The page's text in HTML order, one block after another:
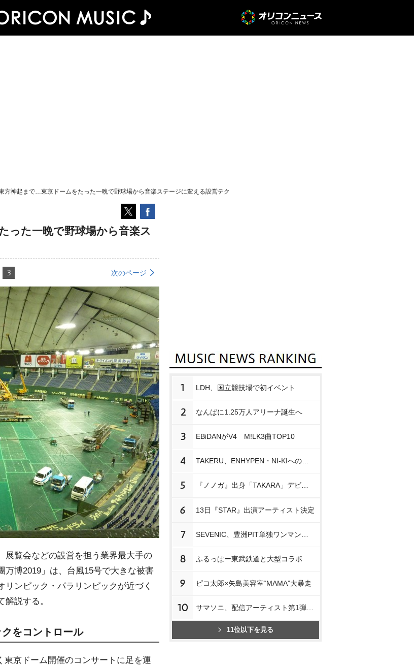
方神起まで…東京ドームをたった一晩で野球場から音楽ステージに変える設営テク
った一晩で野球場から音楽ス
3 次のページ
展覧会などの設営を担う業界最大手の
博2019」は、台風15号で大きな被害
ンピック・パラリンピックが近づく
説する。
をコントロール
京ドーム開催のコンサートに足を運
1 LDH、国立競技場で初イベント
2 なんばに1.25万人アリーナ誕生へ
3 EBiDANがV4 M!LK3曲TOP10
4
5
6 13日『STAR』出演アーティスト決定
7
8 ふるっぱー東武鉄道と大型コラボ
9 ピコ太郎×矢島美容室“MAMA”大暴走
10
11位以下を見る